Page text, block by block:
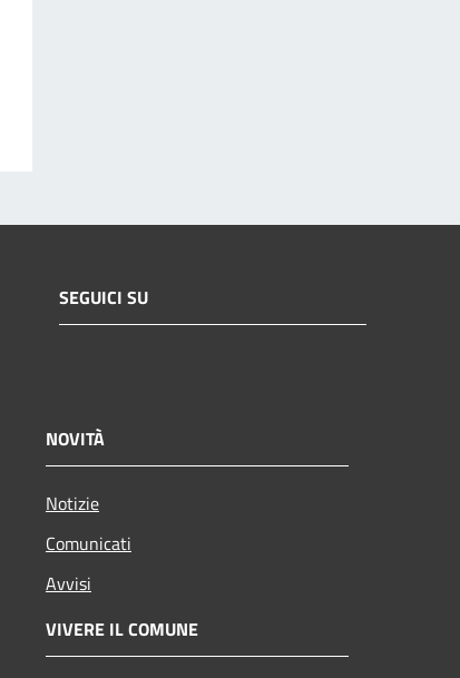
SEGUICI SU
NOVITÀ
Notizie
Comunicati
Avvisi
VIVERE IL COMUNE